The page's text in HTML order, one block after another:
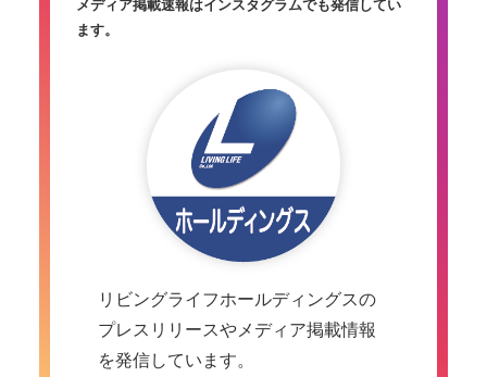
ます。
リビングライフホールディングスの
プレスリリースやメディア掲載情報
を発信しています。